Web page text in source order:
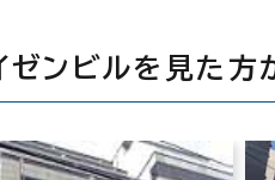
ゼンビルを見た方